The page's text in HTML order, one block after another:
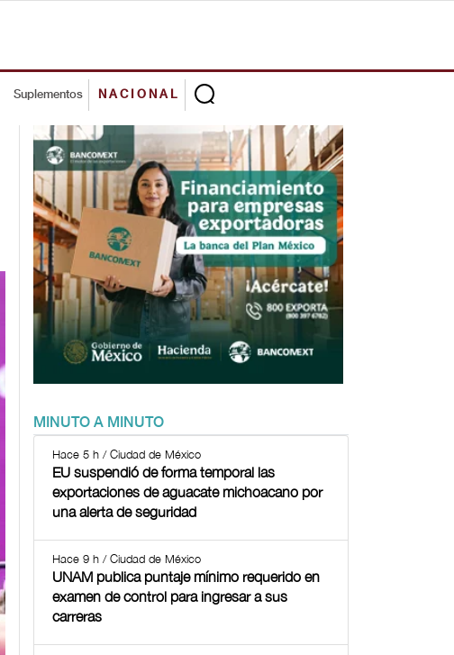
Suplementos NACIONAL
MINUTO A MINUTO
Hace 5 h / Ciudad de México
EU suspendió de forma temporal las
exportaciones de aguacate michoacano por
una alerta de seguridad
Hace 9 h / Ciudad de México
UNAM publica puntaje mínimo requerido en
examen de control para ingresar a sus
carreras